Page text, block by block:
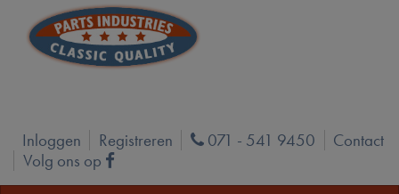
Inloggen Registreren Phone
071 - 541 9450
Contact
Volg ons op
Facebook